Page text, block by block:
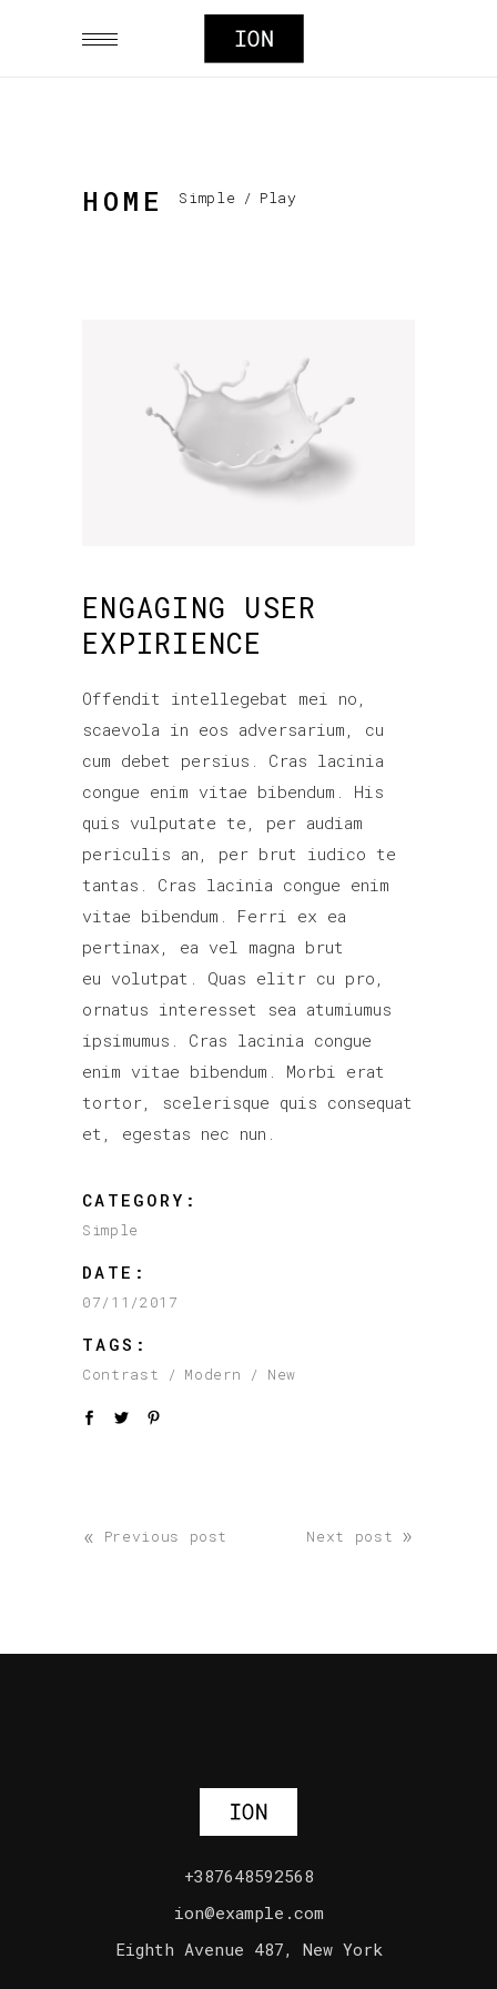
HOME Simple / Play
ENGAGING USER
EXPIRIENCE
Offendit intellegebat mei no,
scaevola in eos adversarium, cu
cum debet persius. Cras lacinia
congue enim vitae bibendum. His
quis vulputate te, per audiam
periculis an, per brut iudico te
tantas. Cras lacinia congue enim
vitae bibendum. Ferri ex ea
pertinax, ea vel magna brut
eu volutpat. Quas elitr cu pro,
ornatus interesset sea atumiumus
ipsimumus. Cras lacinia congue
enim vitae bibendum. Morbi erat
tortor, scelerisque quis consequat
et, egestas nec nun.
CATEGORY:
Simple
DATE:
07/11/2017
TAGS:
Contrast Modern New
« Previous post Next post »
+387648592568
ion@example.com
Eighth Avenue 487, New York